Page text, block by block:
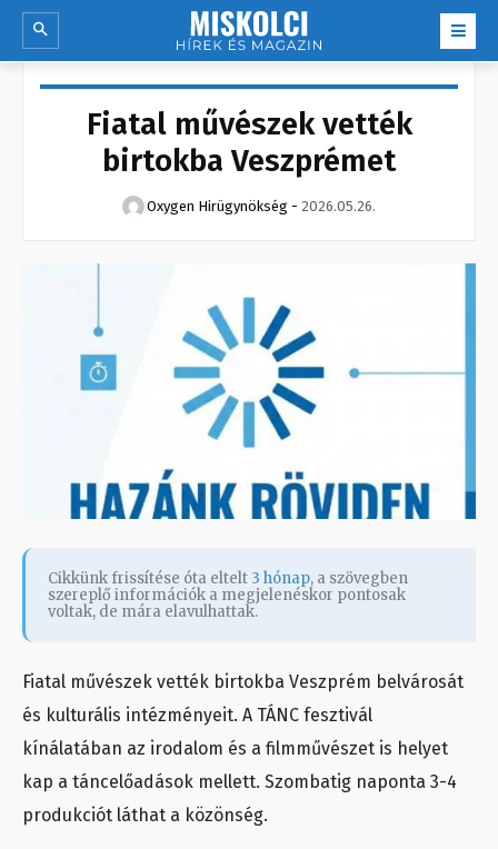
Fiatal művészek vették
birtokba Veszprémet
Oxygen Hirügynökség - 2026.05.26.
Cikkünk frissítése óta eltelt 3 hónap, a szövegben
szereplő információk a megjelenéskor pontosak
voltak, de mára elavulhattak.
Fiatal művészek vették birtokba Veszprém belvárosát
és kulturális intézményeit. A TÁNC fesztivál
kínálatában az irodalom és a filmművészet is helyet
kap a táncelőadások mellett. Szombatig naponta 3-4
produkciót láthat a közönség.